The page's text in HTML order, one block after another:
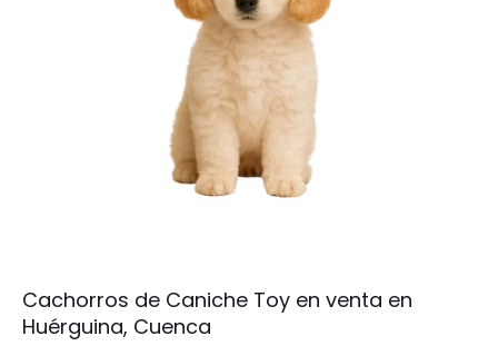
Cachorros de Caniche Toy en venta en
Huérguina, Cuenca